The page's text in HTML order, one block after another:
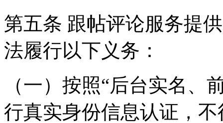
第五条 跟帖评论服务提
法履行以下义务：
（一）按照“后台实名、
行真实身份信息认证，